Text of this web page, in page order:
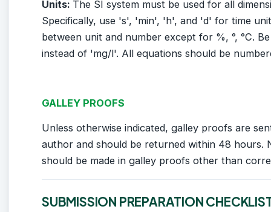
Units: The SI system must be used for all
Specifically, use 's', 'min', 'h', and 'd' for time
between unit and number except for %, °, °C.
instead of 'mg/l'. All equations should be
GALLEY PROOFS
Unless otherwise indicated, galley proofs are
author and should be returned within 48 hours.
should be made in galley proofs other than
SUBMISSION PREPARATION